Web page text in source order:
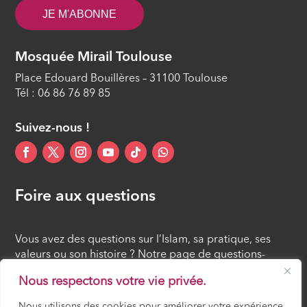
Nous respectons votre vie privée.
JE M'ABONNE
Mosquée Mirail Toulouse
Place Edouard Bouillères – 31100 Toulouse
Tél : 06 86 76 89 85
Suivez-nous !
Foire aux questions
Vous avez des questions sur l’Islam, sa pratique, ses
valeurs ou son histoire ? Notre page de questions-
réponses rassemble des réponses claires et accessibles
à tous, croyants ou simples curieux.